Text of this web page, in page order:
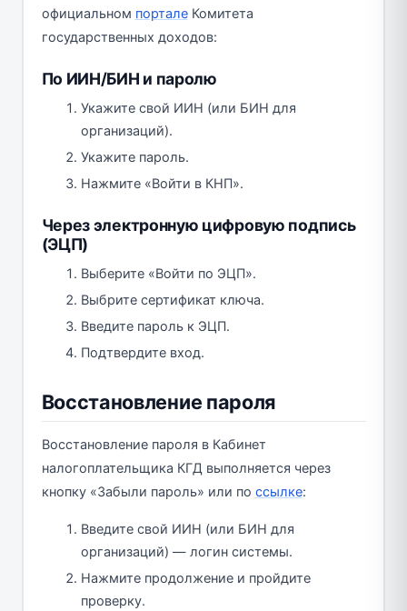
официальном порталеКомитета
государственных доходов:
По ИИН/БИН и паролю
Укажите свой ИИН (или БИН для
организаций).
Укажите пароль.
Нажмите «Войти в КНП».
Через электронную цифровую подпись
(ЭЦП)
Выберите «Войти по ЭЦП».
Выбрите сертификат ключа.
Введите пароль к ЭЦП.
Подтвердите вход.
Восстановление пароля
Восстановление пароля в Кабинет
налогоплательщика КГД выполняется через
кнопку «Забыли пароль» или по ссылке:
Введите свой ИИН (или БИН для
организаций) — логин системы.
Нажмите продолжение и пройдите
проверку.